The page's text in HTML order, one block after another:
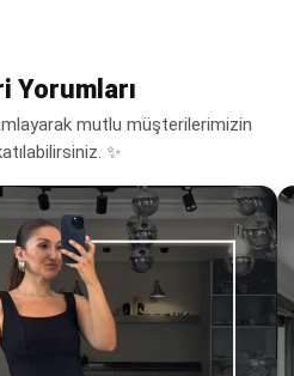
Yorumları
mutlu müşterilerimizin
✨